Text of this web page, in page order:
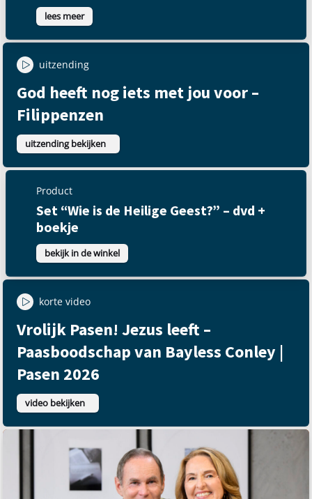
lees meer
uitzending
God heeft nog iets met jou voor –
Filippenzen
uitzending bekijken
Product
Set “Wie is de Heilige Geest?” – dvd +
boekje
bekijk in de winkel
korte video
Vrolijk Pasen! Jezus leeft –
Paasboodschap van Bayless Conley |
Pasen 2026
video bekijken